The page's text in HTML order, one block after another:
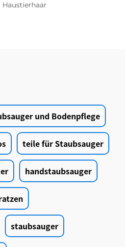
und Bodenpflege
teile für Staubsauger
handstaubsauger
staubsauger